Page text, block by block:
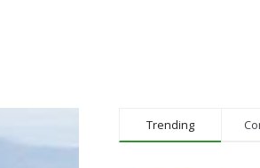
Trending